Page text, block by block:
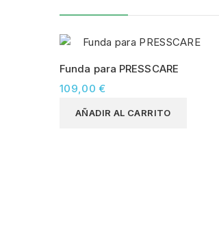
Funda para PRESSCARE
109,00 €
AÑADIR AL CARRITO